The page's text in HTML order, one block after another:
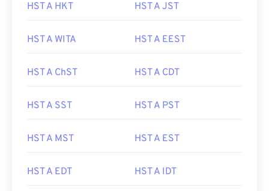
HST A HKT HST A JST
HST A WITA HST A EEST
HST A ChST HST A CDT
HST A SST HST A PST
HST A MST HST A EST
HST A EDT HST A IDT